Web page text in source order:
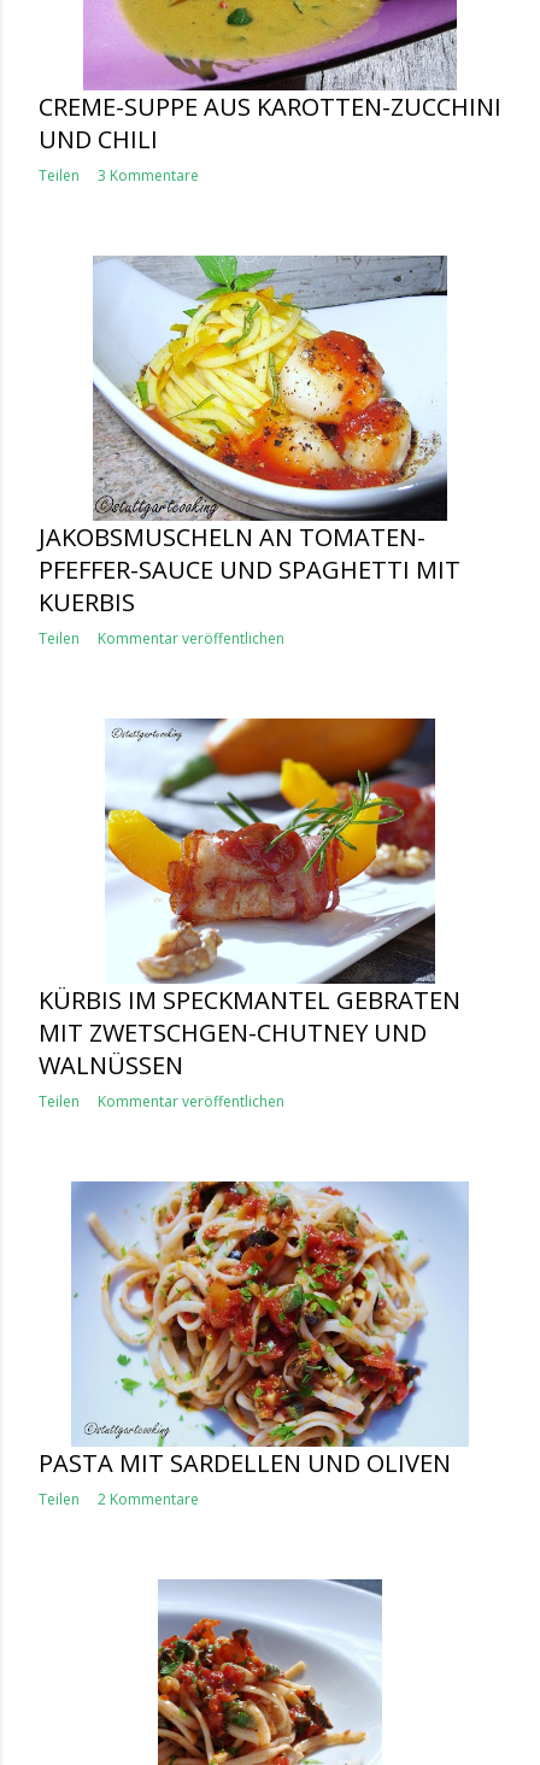
CREME-SUPPE AUS KAROTTEN-ZUCCHINI
UND CHILI
Teilen 3 Kommentare
JAKOBSMUSCHELN AN TOMATEN-
PFEFFER-SAUCE UND SPAGHETTI MIT
KUERBIS
Teilen Kommentar veröffentlichen
KÜRBIS IM SPECKMANTEL GEBRATEN
MIT ZWETSCHGEN-CHUTNEY UND
WALNÜSSEN
Teilen Kommentar veröffentlichen
PASTA MIT SARDELLEN UND OLIVEN
Teilen 2 Kommentare